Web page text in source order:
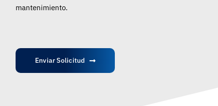
mantenimiento.
Enviar Solicitud